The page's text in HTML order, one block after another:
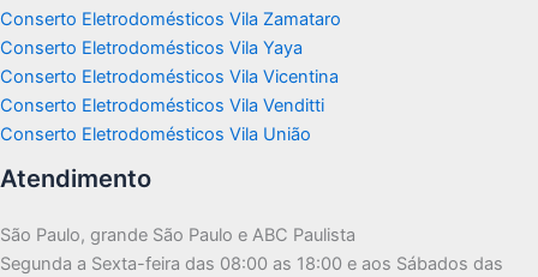
Conserto Eletrodomésticos Vila Zamataro
Conserto Eletrodomésticos Vila Yaya
Conserto Eletrodomésticos Vila Vicentina
Conserto Eletrodomésticos Vila Venditti
Conserto Eletrodomésticos Vila União
Atendimento
São Paulo, grande São Paulo e ABC Paulista
Segunda a Sexta-feira das 08:00 as 18:00 e aos Sábados das